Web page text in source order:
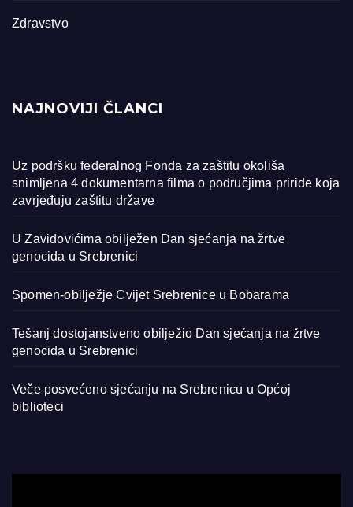
Zdravstvo
NAJNOVIJI ČLANCI
Uz podršku federalnog Fonda za zaštitu okoliša
snimljena 4 dokumentarna filma o područjima priride koja
zavrjeđuju zaštitu države
U Zavidovićima obilježen Dan sjećanja na žrtve
genocida u Srebrenici
Spomen-obilježje Cvijet Srebrenice u Bobarama
Tešanj dostojanstveno obilježio Dan sjećanja na žrtve
genocida u Srebrenici
Veče posvećeno sjećanju na Srebrenicu u Općoj
biblioteci